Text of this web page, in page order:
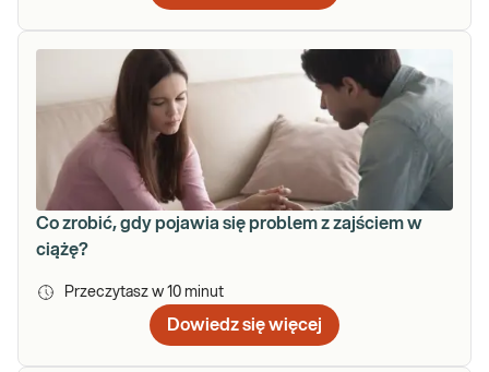
Co zrobić, gdy pojawia się problem z zajściem w
ciążę?
Przeczytasz w 10 minut
Dowiedz się więcej